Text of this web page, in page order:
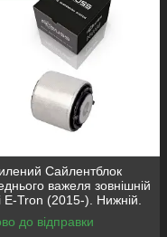
Сайлентблок
важеля зовнішній
E-Tron (2015-). Нижній.
Acsuss! FE175192 ,
до відправки